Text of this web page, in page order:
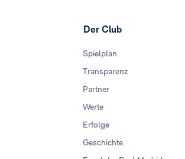
Der Club
Spielplan
Transparenz
Partner
Werte
Erfolge
Geschichte